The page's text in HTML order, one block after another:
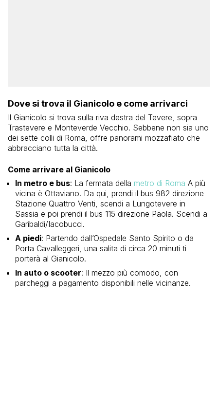
Dove si trova il Gianicolo e come arrivarci
Il Gianicolo si trova sulla riva destra del Tevere, sopra
Trastevere e Monteverde Vecchio. Sebbene non sia uno
dei sette colli di Roma, offre panorami mozzafiato che
abbracciano tutta la città.
Come arrivare al Gianicolo
In metro e bus: La fermata della metro di Roma A più
vicina è Ottaviano. Da qui, prendi il bus 982 direzione
Stazione Quattro Venti, scendi a Lungotevere in
Sassia e poi prendi il bus 115 direzione Paola. Scendi a
Garibaldi/Iacobucci.
A piedi: Partendo dall’Ospedale Santo Spirito o da
Porta Cavalleggeri, una salita di circa 20 minuti ti
porterà al Gianicolo.
In auto o scooter: Il mezzo più comodo, con
parcheggi a pagamento disponibili nelle vicinanze.